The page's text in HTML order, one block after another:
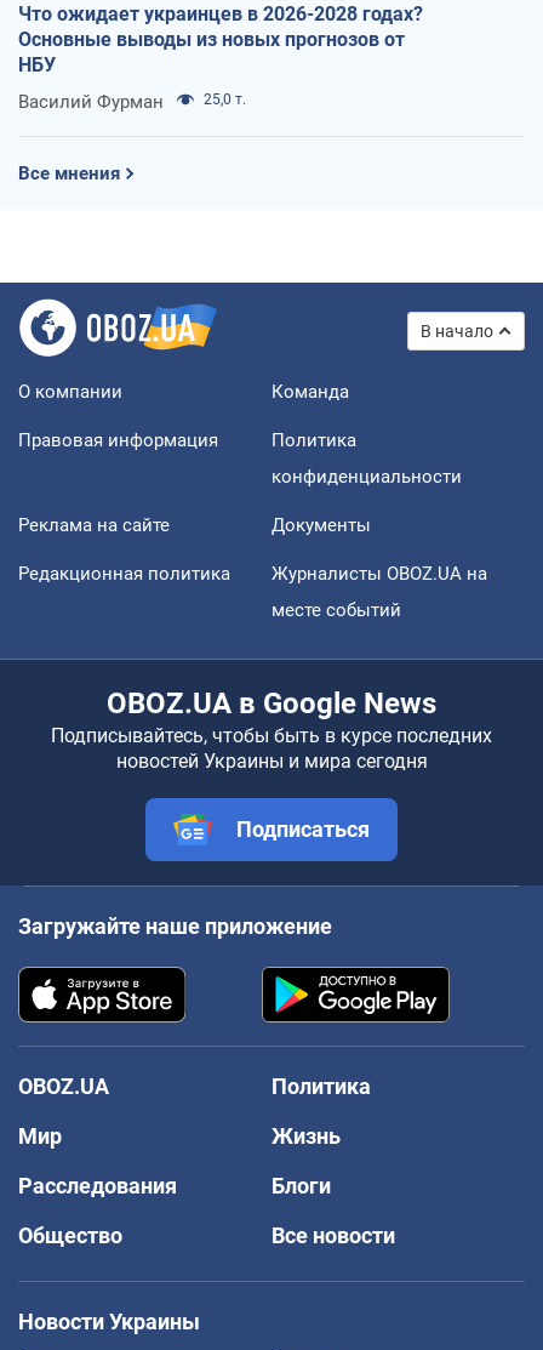
Что ожидает украинцев в 2026-2028 годах?
Основные выводы из новых прогнозов от
НБУ
Василий Фурман 25,0 т.
Все мнения
В начало
О компании Команда
Правовая информация
Политика
конфиденциальности
Реклама на сайте Документы
Редакционная политика
Журналисты OBOZ.UA на
месте событий
OBOZ.UA в Google News
Подписывайтесь, чтобы быть в курсе последних
новостей Украины и мира сегодня
Подписаться
Загружайте наше приложение
OBOZ.UA
Политика
Мир
Жизнь
Расследования
Блоги
Общество
Все новости
Новости Украины